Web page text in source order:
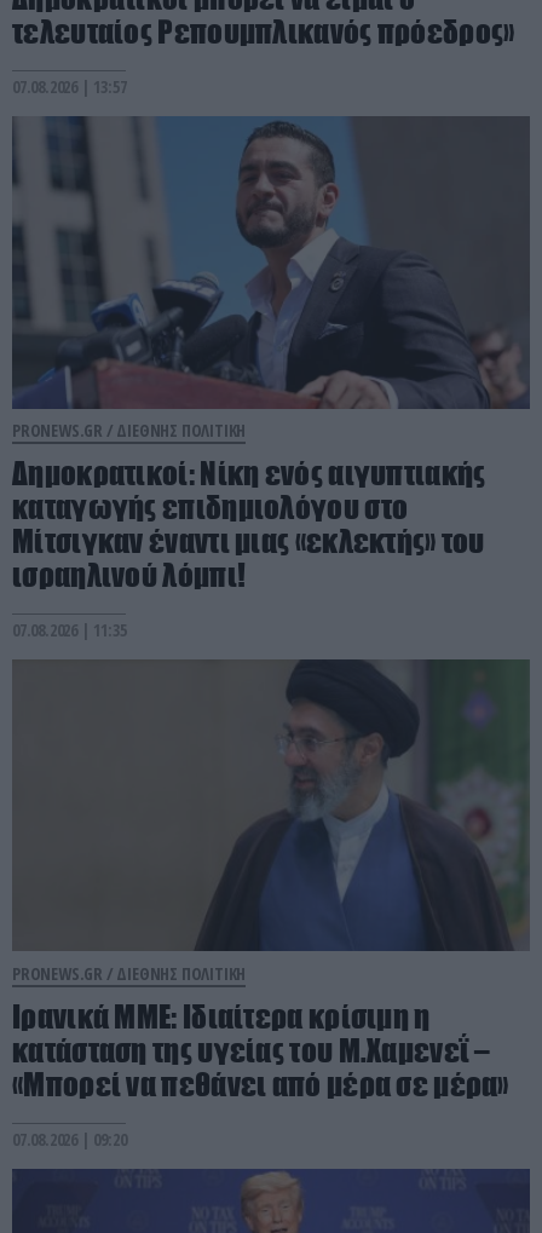
τελευταίος Ρεπουμπλικανός πρόεδρος»
07.08.2026 | 13:57
PRONEWS.GR / ΔΙΕΘΝΗΣ ΠΟΛΙΤΙΚΗ
Δημοκρατικοί: Νίκη ενός αιγυπτιακής
καταγωγής επιδημιολόγου στο
Μίτσιγκαν έναντι μιας «εκλεκτής» του
ισραηλινού λόμπι!
07.08.2026 | 11:35
PRONEWS.GR / ΔΙΕΘΝΗΣ ΠΟΛΙΤΙΚΗ
Ιρανικά ΜΜΕ: Ιδιαίτερα κρίσιμη η
κατάσταση της υγείας του Μ.Χαμενεΐ –
«Μπορεί να πεθάνει από μέρα σε μέρα»
07.08.2026 | 09:20